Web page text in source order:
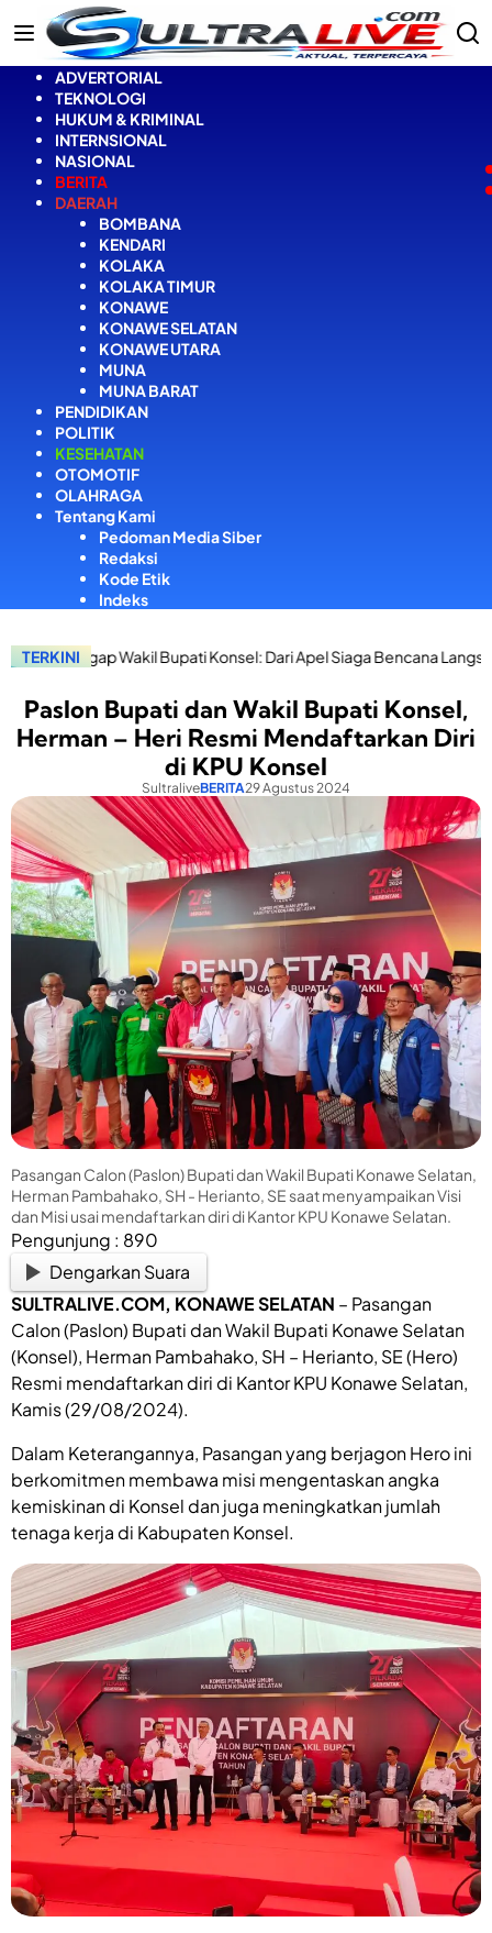
Langsung
ke
ADVERTORIAL
TEKNOLOGI
HUKUM & KRIMINAL
INTERNSIONAL
NASIONAL
BERITA
DAERAH
BOMBANA
KENDARI
KOLAKA
KOLAKA TIMUR
KONAWE
KONAWE SELATAN
KONAWE UTARA
MUNA
MUNA BARAT
PENDIDIKAN
POLITIK
KESEHATAN
OTOMOTIF
OLAHRAGA
Tentang Kami
Pedoman Media Siber
Redaksi
Kode Etik
Indeks
TERKINI
Bupati Konsel: Dari Apel Siaga Bencana Langsung Salurkan
Paslon Bupati dan Wakil Bupati Konsel,
Herman – Heri Resmi Mendaftarkan Diri
di KPU Konsel
SultraliveBERITA29 Agustus 2024
Pasangan Calon (Paslon) Bupati dan Wakil Bupati Konawe Selatan,
Herman Pambahako, SH - Herianto, SE saat menyampaikan Visi
dan Misi usai mendaftarkan diri di Kantor KPU Konawe Selatan.
Pengunjung : 890
Dengarkan Suara
SULTRALIVE.COM, KONAWE SELATAN – Pasangan
Calon (Paslon) Bupati dan Wakil Bupati Konawe Selatan
(Konsel), Herman Pambahako, SH – Herianto, SE (Hero)
Resmi mendaftarkan diri di Kantor KPU Konawe Selatan,
Kamis (29/08/2024).
Dalam Keterangannya, Pasangan yang berjagon Hero ini
berkomitmen membawa misi mengentaskan angka
kemiskinan di Konsel dan juga meningkatkan jumlah
tenaga kerja di Kabupaten Konsel.